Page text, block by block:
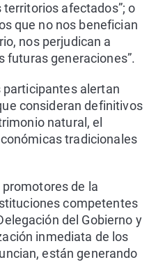
afectados”; o
que no nos benefician
nos perjudican a
futuras generaciones”.
participantes alertan
consideran definitivos
natural, el
tradicionales
de la
competentes
del Gobierno y
inmediata de los
están generando